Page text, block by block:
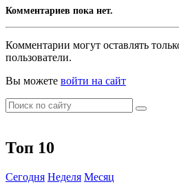
Комментариев пока нет.
Комментарии могут оставлять
пользователи.
Вы можете войти на сайт
Топ 10
Сегодня Неделя Месяц